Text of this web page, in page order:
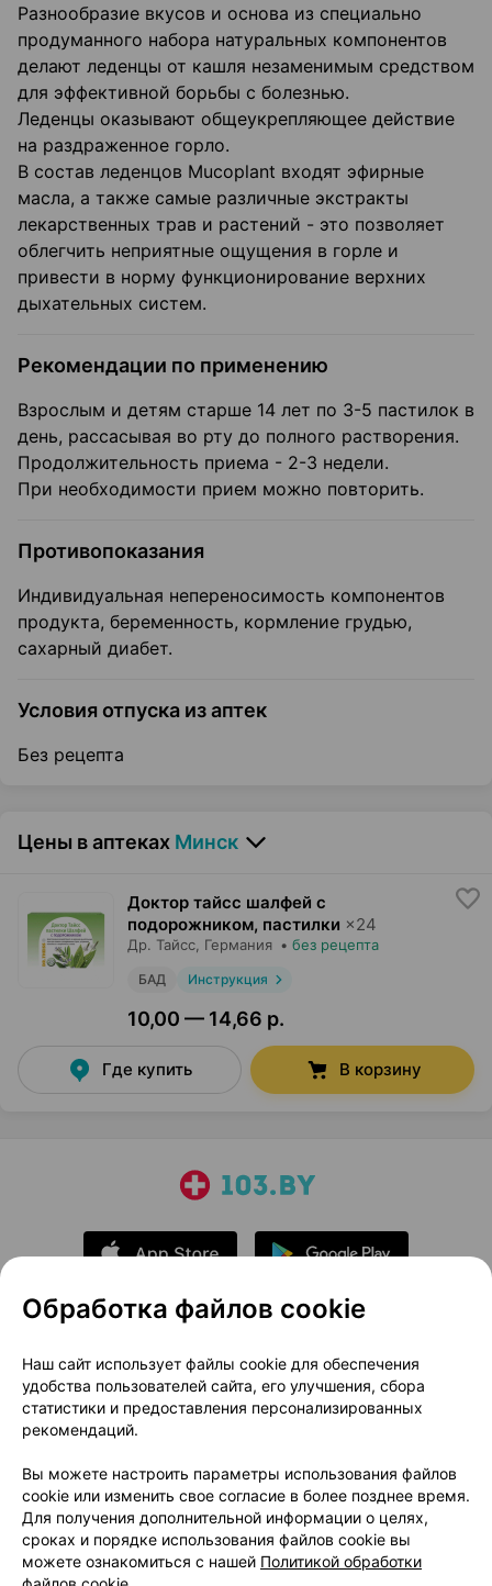
Разнообразие вкусов и основа из специально
продуманного набора натуральных компонентов
делают леденцы от кашля незаменимым средством
для эффективной борьбы с болезнью.
Леденцы оказывают общеукрепляющее действие
на раздраженное горло.
В состав леденцов Mucoplant входят эфирные
масла, а также самые различные экстракты
лекарственных трав и растений - это позволяет
облегчить неприятные ощущения в горле и
привести в норму функционирование верхних
дыхательных систем.
Рекомендации по применению
Взрослым и детям старше 14 лет по 3-5 пастилок в
день, рассасывая во рту до полного растворения.
Продолжительность приема - 2-3 недели.
При необходимости прием можно повторить.
Противопоказания
Индивидуальная непереносимость компонентов
продукта, беременность, кормление грудью,
сахарный диабет.
Условия отпуска из аптек
Без рецепта
Цены в аптеках Минск
Доктор тайсс шалфей с
подорожником, пастилки ×24
Др. Тайсс, Германия • без рецепта
БАД Инструкция
10,00 — 14,66 р.
Где купить В корзину
О проекте
Новости проекта
Размещение рекламы
Медицинский маркетинг
Публичный договор
Доставка
Способы оплаты
Вакансии
Партнеры
Написать руководителю 103.by
Написать в поддержку
Персональные настройки Cookie
Обработка файлов cookie
Наш сайт использует файлы cookie для обеспечения
удобства пользователей сайта, его улучшения, сбора
статистики и предоставления персонализированных
рекомендаций.
Вы можете настроить параметры использования файлов
cookie или изменить свое согласие в более позднее время.
Для получения дополнительной информации о целях,
сроках и порядке использования файлов cookie вы
можете ознакомиться с нашей Политикой обработки